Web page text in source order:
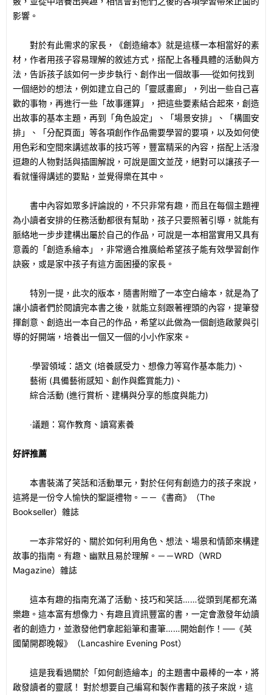
影響。
對於有此需求的家長，《創造繪本》就是這樣一本相當好的素
材，作者用孩子容易理解的敘述方式，搭配上各種具體的活動與方
法，告訴孩子該如何一步步執行、創作出一個故事──從如何找到
一個絕妙的想法，例如建立自己的「靈感畫廊」，列出一些自己喜
歡的事物，再進行一些「故事運算」，把這些要素結合起來，創造
出故事的基本主題，再到「角色設定」、「場景安排」、「構圖安
排」、「分配頁面」等各項創作作品需要學習的要項，以及如何使
用色彩和空間來講述故事的技巧等，豐富精采的內容，搭配上活潑
逗趣的人物對話與插圖解說，可說是圖文並茂，絕對可以讓孩子一
看就懂得講述的要點，並覺得樂在其中。
書中內容如眾多評論說的，不只非常有趣，而且在每個主題裡
為小讀者安排的任務活動都很有幫助，孩子只要照著引導，就能有
脈絡地一步步建構出屬於自己的作品，可說是一本相當實用又具有
意義的「創造系繪本」，非常適合推廣給希望孩子能有效學習創作
訣竅，或是家中孩子有這方面困擾的家長。
特別一提，此次的版本，隨書附贈了一本空白繪本，就是為了
讓小讀者們於閱讀完本書之後，就能立刻跟著裡頭的內容，提筆發
揮創意、創造出一本自己的作品，希望以此做為一個創造啟蒙與引
導的好開端，培養出一個又一個的小小作家來。
‧學習領域：語文 (培養感受力、想像力等寫作基本能力)、
藝術 (具備藝術感知、創作與鑑賞能力)、
綜合活動 (進行賞析、建構與分享的態度與能力)
‧議題：寫作教育、讀寫素養
好評推薦
本書裝滿了笑話和活動單元，對於任何有創造力的孩子來說，
這將是一份令人愉快的聖誕禮物。－－《書商》（The
Bookseller）雜誌
一本非常好的、關於如何利用角色、想法、場景和情節來構建
故事的指南。有趣、幽默且易於理解。－－WRD（WRD
Magazine）雜誌
這本有趣的指南充滿了活動、技巧和笑話……從頭到尾都充滿
樂趣。這本富有想像力、有趣且資訊豐富的書，一定會激發年幼讀
者的創造力，並激發他們拿起鉛筆和畫筆……開始創作！──《英
國蘭開郡晚報》（Lancashire Evening Post）
這是我看過關於「如何創造繪本」的主題書中最棒的一本，將
啟發讀者的靈感！ 對於想要自己編寫和製作書籍的孩子來說，這